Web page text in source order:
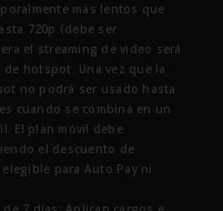
más lentos que
720p (debe ser
el streaming de video será
hotspot. Una vez que la
no podrá ser usado hasta
cuando se combina en un
El plan móvil debe
el descuento de
para Auto Pay ni